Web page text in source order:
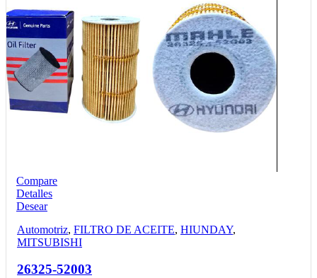
Compare
Detalles
Desear
Automotriz, FILTRO DE ACEITE, HIUNDAY,
MITSUBISHI
26325-52003